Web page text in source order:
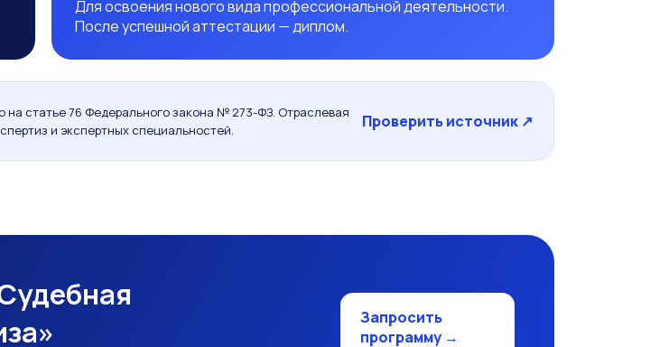
Для освоения нового вида профессиональной деятельности.
После успешной аттестации — диплом.
статье 76 Федерального закона № 273-ФЗ. Отраслевая
и экспертных специальностей.
Проверить источник ↗
Запросить
программу →